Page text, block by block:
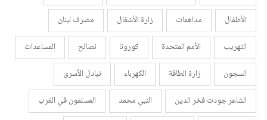
الأطفال
مداهمات زارة الأشغال
مصرف لبنان
التهريب
الأمم المتحدة كورونا نصائح
المساعدات
السجون
زارة الطاقة الكهرباء
تبادل الأسرى
الشاعر جودت فخر الدين
النبي محمد
المسلمون في الغرب